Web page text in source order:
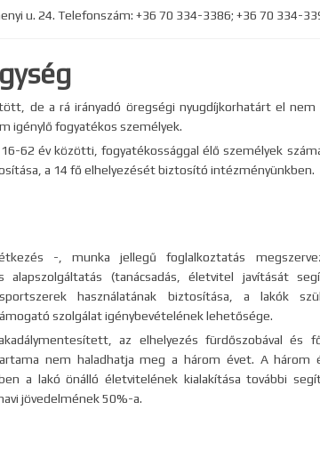
u. 24. Telefonszám: +36 70 334-3386; +36 70 334-
de a rá irányadó öregségi nyugdíjkorhatárt el nem
igénylő fogyatékos személyek.
62 év közötti, fogyatékossággal élő személyek
a 14 fő elhelyezését biztosító intézményünkben.
-, munka jellegű foglalkoztatás
alapszolgáltatás (tanácsadás, életvitel javítását
használatának biztosítása, a lakók
szolgálat igénybevételének lehetősége.
az elhelyezés fürdőszobával és
nem haladhatja meg a három évet. A három
a lakó önálló életvitelének kialakítása további
jövedelmének 50%-a.